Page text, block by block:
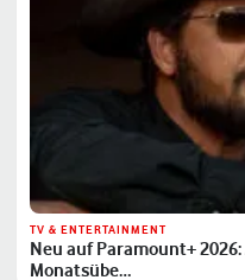
TV & ENTERTAINMENT
Neu auf Paramount+
Monatsübe…